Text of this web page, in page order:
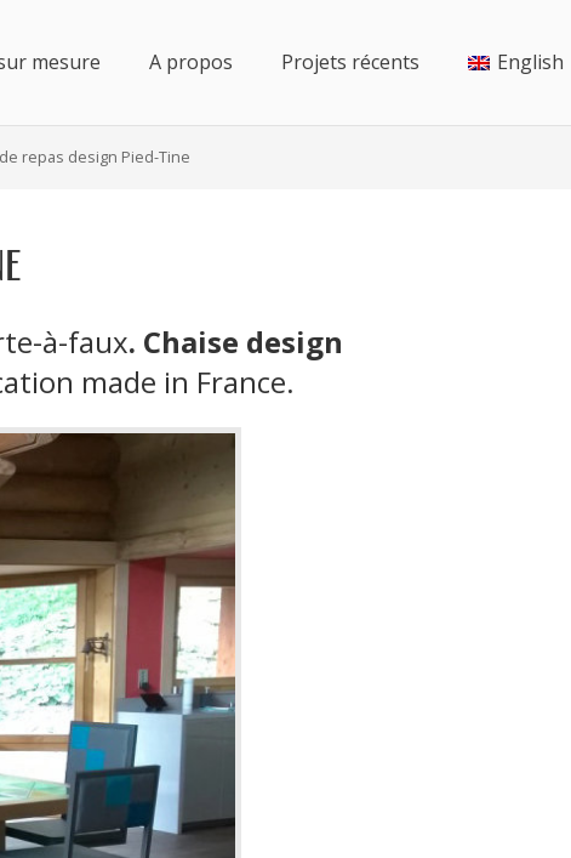
mesure A propos Projets récents English
repas design Pied-Tine
à-faux. Chaise design
made in France.